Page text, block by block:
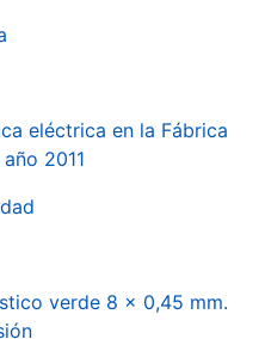
eléctrica en la Fábrica
2011
verde 8 x 0,45 mm.